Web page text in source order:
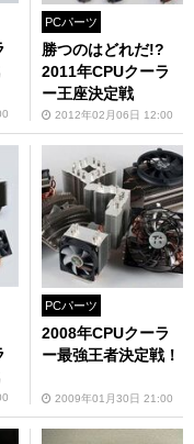
PCパーツ
勝つのはどれだ!?
2011年CPUクーラ
ー王座決定戦
2012年02月06日 12:00
PCパーツ
2008年CPUクーラ
ー最強王者決定戦！
2009年01月30日 21:00